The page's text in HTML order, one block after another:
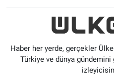
Haber her yerde, gerçekler
Türkiye ve dünya gündemini